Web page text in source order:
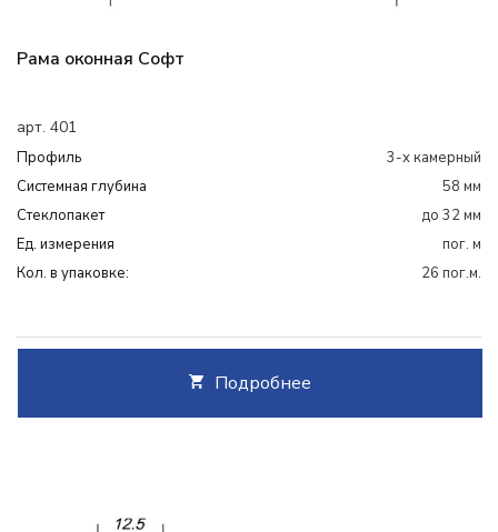
Рама оконная Софт
арт. 401
Профиль
3-х камерный
Системная глубина
58 мм
Cтеклопакет
до 32 мм
Ед. измерения
пог. м
Кол. в упаковке:
26 пог.м.
Подробнее